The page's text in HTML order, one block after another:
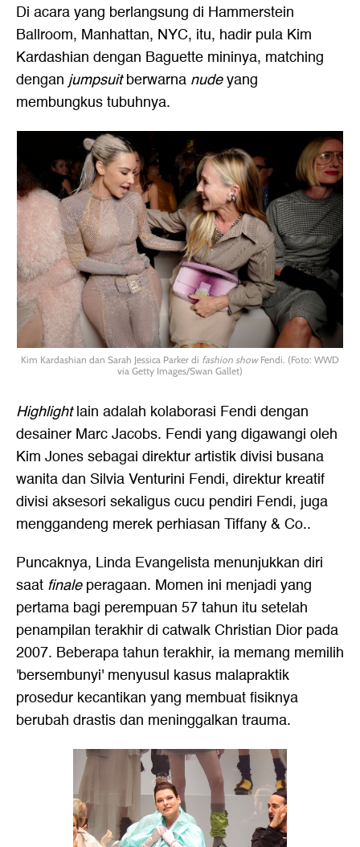
Di acara yang berlangsung di Hammerstein
Ballroom, Manhattan, NYC, itu, hadir pula Kim
Kardashian dengan Baguette mininya, matching
dengan jumpsuitberwarna nudeyang
membungkus tubuhnya.
Kim Kardashian dan Sarah Jessica Parker di fashion showFendi. (Foto: WWD
via Getty Images/Swan Gallet)
Highlightlain adalah kolaborasi Fendi dengan
desainer Marc Jacobs. Fendi yang digawangi oleh
Kim Jones sebagai direktur artistik divisi busana
wanita dan Silvia Venturini Fendi, direktur kreatif
divisi aksesori sekaligus cucu pendiri Fendi, juga
menggandeng merek perhiasan Tiffany & Co..
Puncaknya, Linda Evangelista menunjukkan diri
saat finaleperagaan. Momen ini menjadi yang
pertama bagi perempuan 57 tahun itu setelah
penampilan terakhir di catwalk Christian Dior pada
2007. Beberapa tahun terakhir, ia memang memilih
'bersembunyi' menyusul kasus malapraktik
prosedur kecantikan yang membuat fisiknya
berubah drastis dan meninggalkan trauma.